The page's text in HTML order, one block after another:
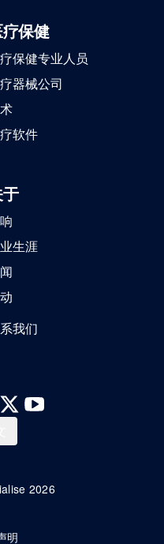
保健
保健专业人员
器械公司
软件
生涯
我们
2026
明